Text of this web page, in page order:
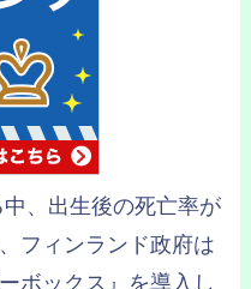
、出生後の死亡率が
フィンランド政府は
ボックス』を導入し